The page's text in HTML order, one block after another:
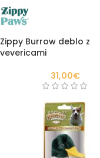
Zippy Burrow deblo z
vevericami
31,00€